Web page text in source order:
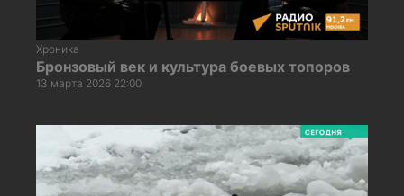
Хроника
Бронзовый век и культура боевых топоров
13 марта 2026 22:00